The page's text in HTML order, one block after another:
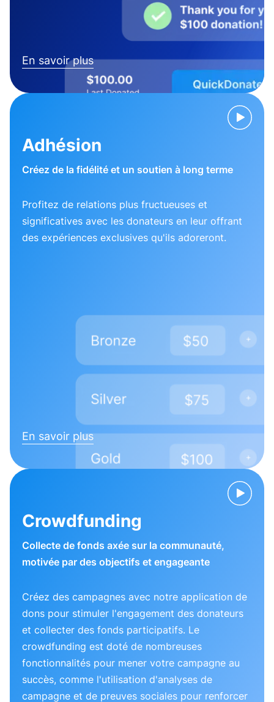
En savoir plus
Adhésion
Créez de la fidélité et un soutien à long terme
Profitez de relations plus fructueuses et
significatives avec les donateurs en leur offrant
des expériences exclusives qu'ils adoreront.
En savoir plus
Crowdfunding
Collecte de fonds axée sur la communauté,
motivée par des objectifs et engageante
Créez des campagnes avec notre application de
dons pour stimuler l'engagement des donateurs
et collecter des fonds participatifs. Le
crowdfunding est doté de nombreuses
fonctionnalités pour mener votre campagne au
succès, comme l'utilisation d'analyses de
campagne et de preuves sociales pour renforcer